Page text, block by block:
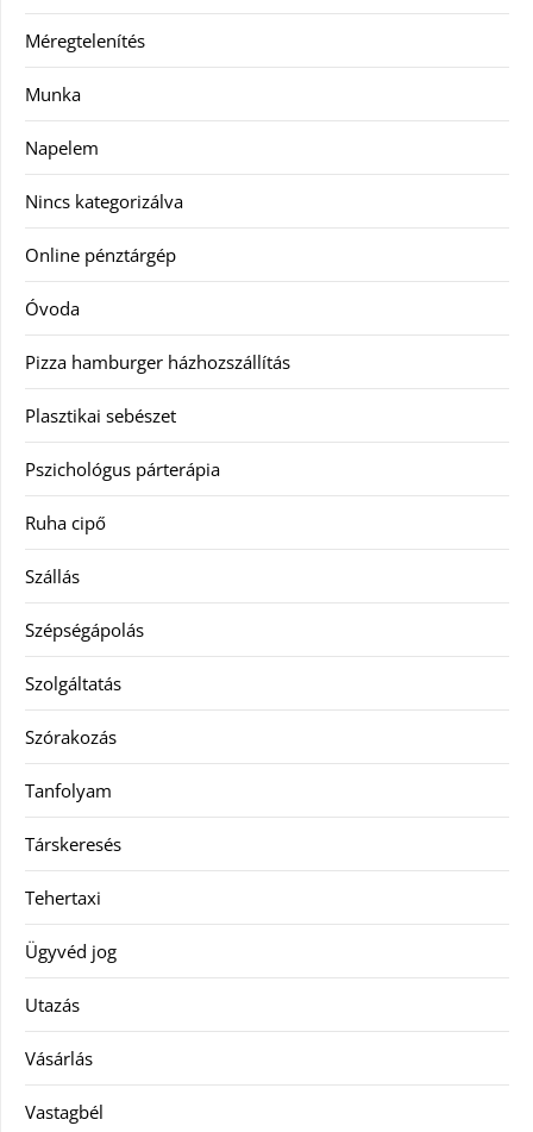
Méregtelenítés
Munka
Napelem
Nincs kategorizálva
Online pénztárgép
Óvoda
Pizza hamburger házhozszállítás
Plasztikai sebészet
Pszichológus párterápia
Ruha cipő
Szállás
Szépségápolás
Szolgáltatás
Szórakozás
Tanfolyam
Társkeresés
Tehertaxi
Ügyvéd jog
Utazás
Vásárlás
Vastagbél